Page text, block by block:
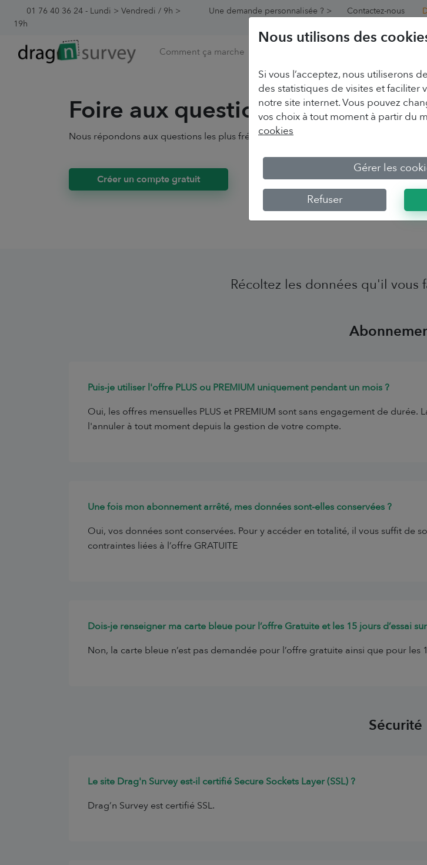
01 76 40 36 24 - Lundi > Vendredi / 9h >
19h
Une demande personnalisée ? > Contactez-nous
Comment ça marche
Foire aux questions
Nous répondons aux questions les plus fréquemments posées
Créer un compte gratuit
Récoltez les données qu'il vous
Puis-je utiliser l'offre PLUS ou PREMIUM uniquement pendant un mois ?
Oui, les offres mensuelles PLUS et PREMIUM sont sans engagement de
l'annuler à tout moment depuis la gestion de votre compte.
Une fois mon abonnement arrêté, mes données sont-elles conservées ?
Oui, vos données sont conservées. Pour y accéder en totalité, il vous suffit de
contraintes liées à l’offre GRATUITE
Dois-je renseigner ma carte bleue pour l’offre Gratuite et les 15 jours d’essai
Non, la carte bleue n’est pas demandée pour l’offre gratuite ainsi que pour les
Sécurité
Le site Drag'n Survey est-il certifié Secure Sockets Layer (SSL) ?
Drag’n Survey est certifié SSL.
Nous utilisons des
Si vous l’acceptez, nous utiliserons
des statistiques de visites et faciliter
notre site internet. Vous pouvez
vos choix à tout moment à partir du
cookies
Gérer les
Refuser